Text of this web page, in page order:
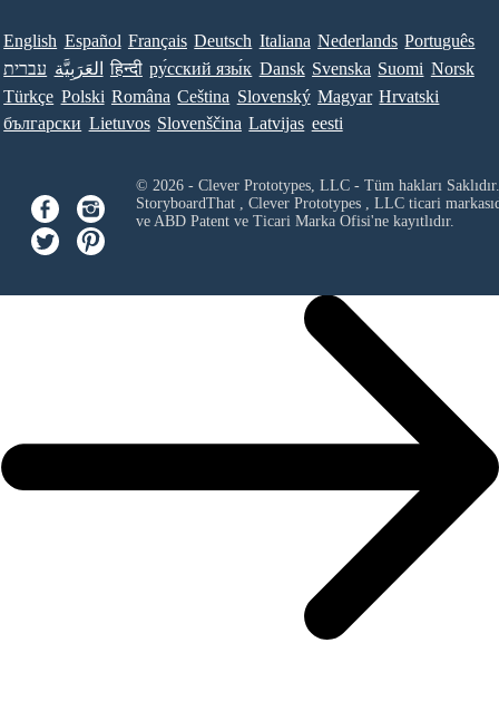
English Español Français Deutsch Italiana Nederlands Português
עברית العَرَبِيَّة हिन्दी ру́сский язы́к Dansk Svenska Suomi Norsk
Türkçe Polski Româna Ceština Slovenský Magyar Hrvatski
български Lietuvos Slovenščina Latvijas eesti
© 2026 - Clever Prototypes, LLC - Tüm hakları Saklıdır.
StoryboardThat , Clever Prototypes , LLCticari
ve ABD Patent ve Ticari Marka Ofisi'ne kayıtlıdır.